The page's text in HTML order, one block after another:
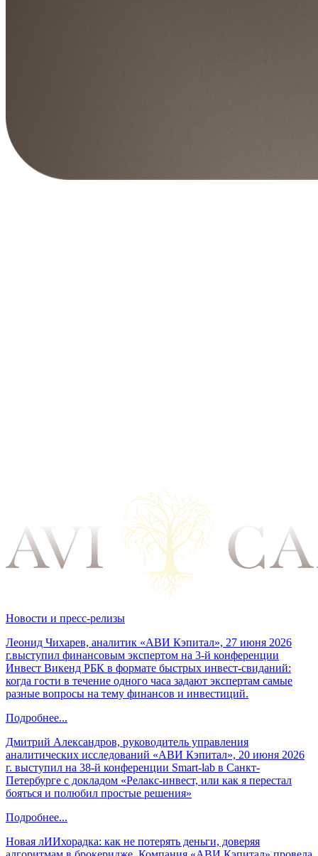
Новости и пресс-релизы
Леонид Чихарев, аналитик «АВИ Кэпитал», 27 июня 2026
г.выступил финансовым экспертом на 3-й конференции
Инвест Викенд РБК в формате быстрых инвест-свиданий:
когда гости в течение одного часа задают экспертам самые
разные вопросы на тему финансов и инвестиций.
Подробнее...
Дмитрий Александров, руководитель управления
аналитических исследований «АВИ Кэпитал», 20 июня 2026
г. выступил на 38-й конференции Smart-lab в Санкт-
Петербурге с докладом «Релакс-инвест, или как я перестал
бояться и полюбил простые решения»
Подробнее...
Новая лИИхорадка: как не потерять деньги, доверяя